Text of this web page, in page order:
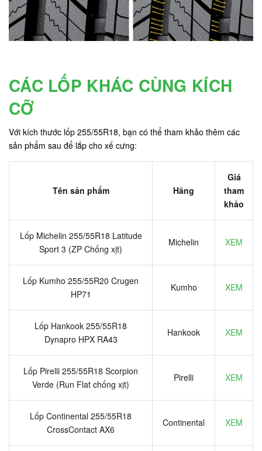
CÁC LỐP KHÁC CÙNG KÍCH
CỠ
Với kích thước lốp 255/55R18, bạn có thể tham khảo thêm các
sản phẩm sau để lắp cho xế cưng:
Tên sản phẩm Hãng
Giá
tham
khảo
Lốp Michelin 255/55R18 Latitude
Sport 3 (ZP Chống xịt)
Michelin XEM
Lốp Kumho 255/55R20 Crugen
HP71
Kumho XEM
Lốp Hankook 255/55R18
Dynapro HPX RA43
Hankook XEM
Lốp Pirelli 255/55R18 Scorpion
Verde (Run Flat chống xịt)
Pirelli XEM
Lốp Continental 255/55R18
CrossContact AX6
Continental XEM